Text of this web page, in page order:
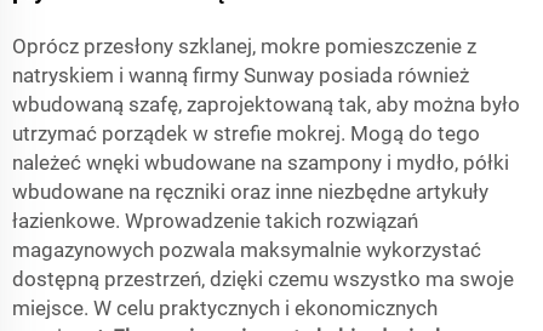
Oprócz przesłony szklanej, mokre pomieszczenie z
natryskiem i wanną firmy Sunway posiada również
wbudowaną szafę, zaprojektowaną tak, aby można było
utrzymać porządek w strefie mokrej. Mogą do tego
należeć wnęki wbudowane na szampony i mydło, półki
wbudowane na ręczniki oraz inne niezbędne artykuły
łazienkowe. Wprowadzenie takich rozwiązań
magazynowych pozwala maksymalnie wykorzystać
dostępną przestrzeń, dzięki czemu wszystko ma swoje
miejsce. W celu praktycznych i ekonomicznych